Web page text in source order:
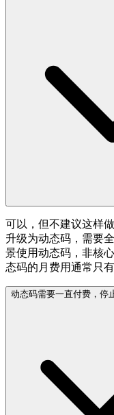
可以，但不建议这样
升级为动态码，需要
景使用动态码，非核
态码的月费用通常只
动态码需要一直付费，停